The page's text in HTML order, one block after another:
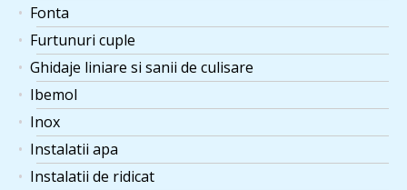
Fonta
Furtunuri cuple
Ghidaje liniare si sanii de culisare
Ibemol
Inox
Instalatii apa
Instalatii de ridicat